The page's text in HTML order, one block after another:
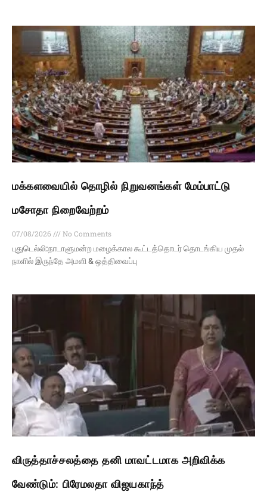
மக்களவையில் தொழில் நிறுவனங்கள் மேம்பாட்டு
மசோதா நிறைவேற்றம்
07/08/2026
No Comments
புதுடெல்லி:நாடாளுமன்ற மழைக்கால கூட்டத்தொடர் தொடங்கிய முதல்
நாளில் இருந்தே அமளி & ஒத்திவைப்பு
விருத்தாச்சலத்தை தனி மாவட்டமாக அறிவிக்க
வேண்டும்: பிரேமலதா விஜயகாந்த்